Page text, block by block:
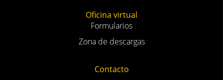
Oficina virtual
Formularios
Zona de descargas
Contacto